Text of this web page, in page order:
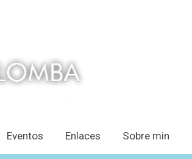
Eventos Enlaces Sobre min